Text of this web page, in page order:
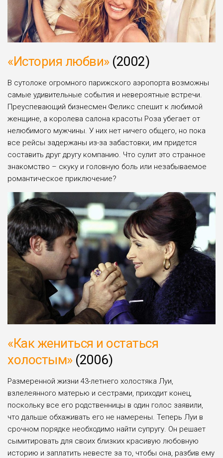
«История любви»(2002)
В сутолоке огромного парижского аэропорта возможны
самые удивительные события и невероятные встречи.
Преуспевающий бизнесмен Феликс спешит к любимой
женщине, а королева салона красоты Роза убегает от
нелюбимого мужчины. У них нет ничего общего, но пока
все рейсы задержаны из-за забастовки, им придется
составить друг другу компанию. Что сулит это странное
знакомство – скуку и головную боль или незабываемое
романтическое приключение?
«Как жениться и остаться
холостым»(2006)
Размеренной жизни 43-летнего холостяка Луи,
взлелеянного матерью и сестрами, приходит конец,
поскольку все его родственницы в один голос заявили,
что дальше обхаживать его не намерены. Теперь Луи в
срочном порядке необходимо найти супругу. Он решает
сымитировать для своих близких красивую любовную
историю и заплатить невесте за то, чтобы она, разбив ему